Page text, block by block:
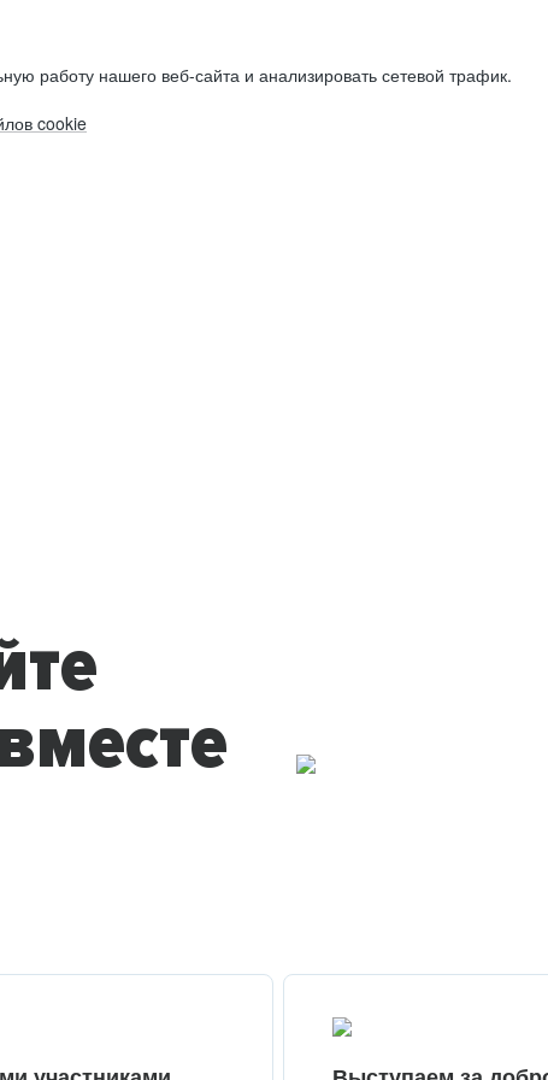
работу нашего веб-сайта и анализировать сетевой трафик.
cookie